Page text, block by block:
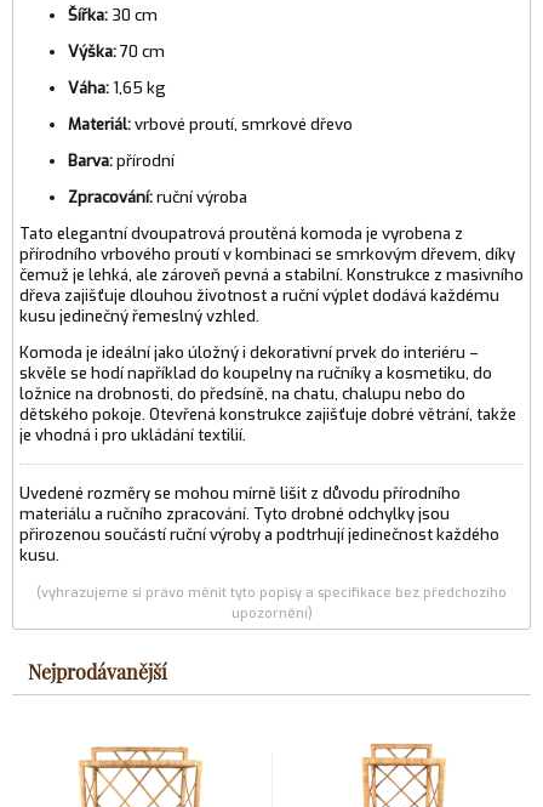
Šířka: 30 cm
Výška:70 cm
Váha: 1,65 kg
Materiál:vrbové proutí, smrkové dřevo
Barva:přírodní
Zpracování:ruční výroba
Tato elegantní dvoupatrová proutěná komoda je vyrobena z
přírodního vrbového proutí v kombinaci se smrkovým dřevem, díky
čemuž je lehká, ale zároveň pevná a stabilní. Konstrukce z masivního
dřeva zajišťuje dlouhou životnost a ruční výplet dodává každému
kusu jedinečný řemeslný vzhled.
Komoda je ideální jako úložný i dekorativní prvek do interiéru –
skvěle se hodí například do koupelny na ručníky a kosmetiku, do
ložnice na drobnosti, do předsíně, na chatu, chalupu nebo do
dětského pokoje. Otevřená konstrukce zajišťuje dobré větrání, takže
je vhodná i pro ukládání textilií.
Uvedené rozměry se mohou mírně lišit z důvodu přírodního
materiálu a ručního zpracování. Tyto drobné odchylky jsou
přirozenou součástí ruční výroby a podtrhují jedinečnost každého
kusu.
(vyhrazujeme si právo měnit tyto popisy a specifikace bez předchozího
upozornění)
Nejprodávanější